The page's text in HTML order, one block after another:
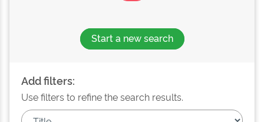
Start a new search
Add filters:
Use filters to refine the search results.